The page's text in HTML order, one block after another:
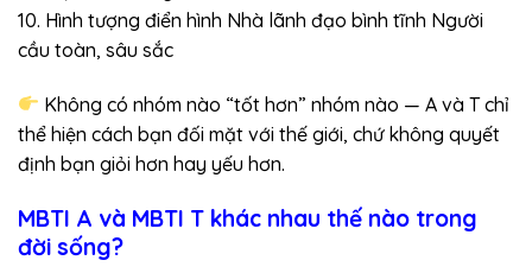
10. Hình tượng điển hình Nhà lãnh đạo bình tĩnh Người
cầu toàn, sâu sắc
Không có nhóm nào “tốt hơn” nhóm nào — A và T chỉ
thể hiện cách bạn đối mặt với thế giới, chứ không quyết
định bạn giỏi hơn hay yếu hơn.
MBTI A và MBTI T khác nhau thế nào trong
đời sống?